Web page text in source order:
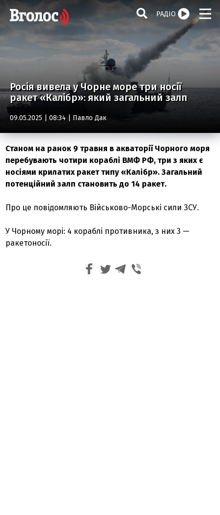
РАДІО
Росія вивела у Чорне море три носії
ракет «Калібр»: який загальний залп
09.05.2025 | 08:34 | Павло Дак
Станом на ранок 9 травня в акваторії Чорного моря
перебувають чотири кораблі ВМФ РФ, три з яких є
носіями крилатих ракет типу «Калібр». Загальний
потенційний залп становить до 14 ракет.
Про це повідомляють Військово-Морські сили ЗСУ.
У Чорному морі: 4 кораблі противника, з них 3 —
ракетоносії.